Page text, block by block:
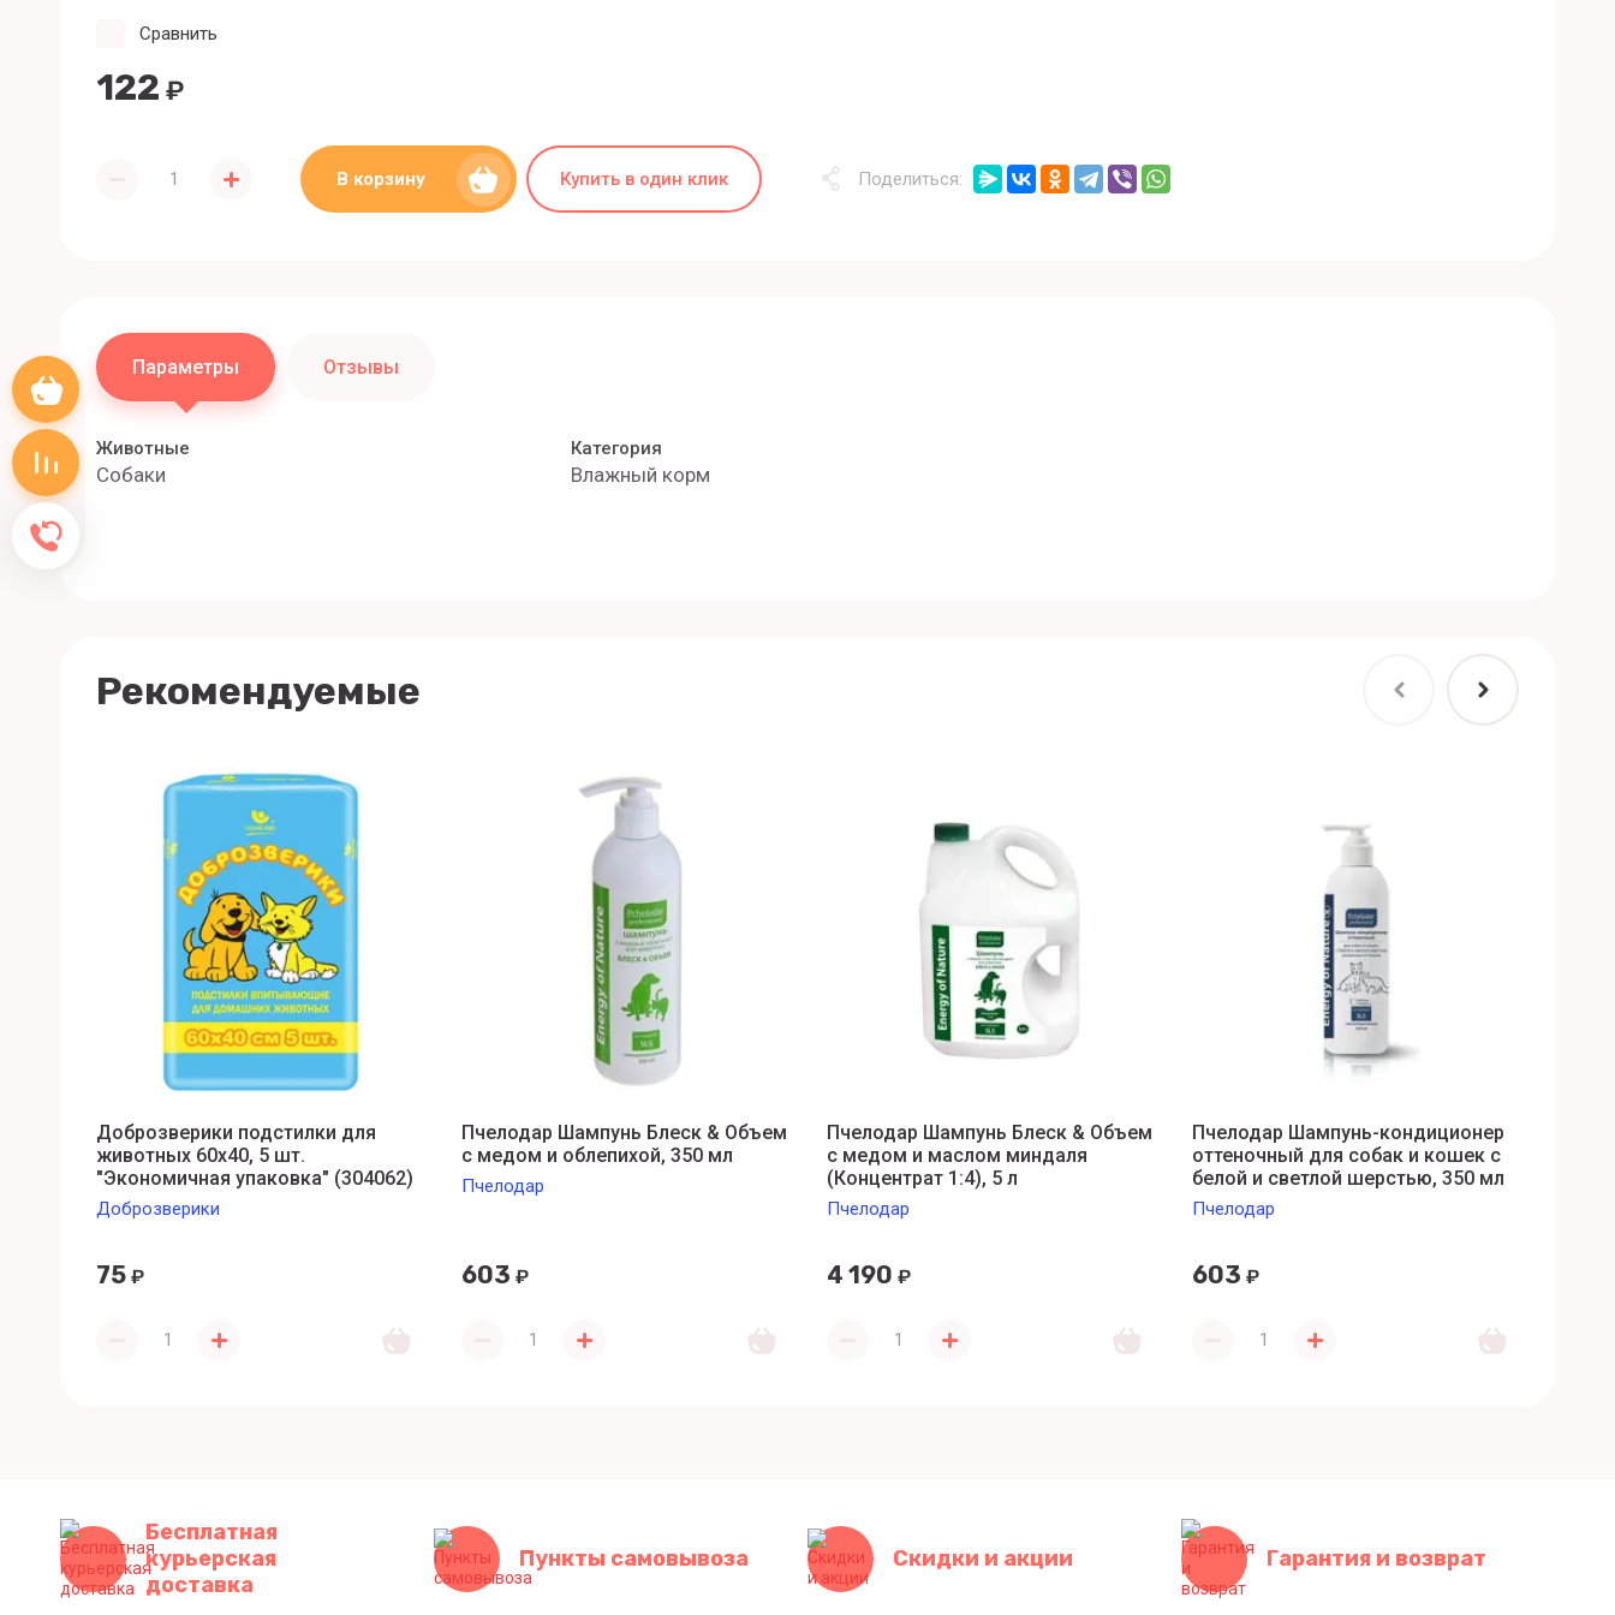
Корзина пуста
Сравнение пусто
122 ₽
Сравнить
В корзину Купить в один клик Поделиться:
Параметры Отзывы
Животные
Собаки
Категория
Влажный корм
Рекомендуемые
Доброзверики подстилки для
животных 60х40, 5 шт.
"Экономичная упаковка" (304062)
Доброзверики
75 ₽
Пчелодар Шампунь Блеск & Объем
с медом и облепихой, 350 мл
Пчелодар
603 ₽
Пчелодар Шампунь Блеск & Объем
с медом и маслом миндаля
(Концентрат 1:4), 5 л
Пчелодар
4 190 ₽
Пчелодар Шампунь-кондиционер
оттеночный для собак и кошек с
белой и светлой шерстью, 350 мл
Пчелодар
603 ₽
Бесплатная
курьерская
доставка
Пункты самовывоза Скидки и акции Гарантия и возврат